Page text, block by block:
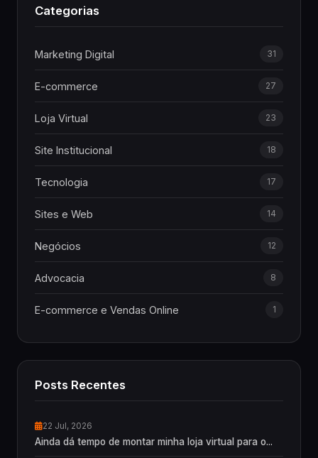
Categorias
Marketing Digital 31
E-commerce 27
Loja Virtual 23
Site Institucional 18
Tecnologia 17
Sites e Web 14
Negócios 12
Advocacia 8
E-commerce e Vendas Online 1
Posts Recentes
22 Jul, 2026
Ainda dá tempo de montar minha loja virtual para o...